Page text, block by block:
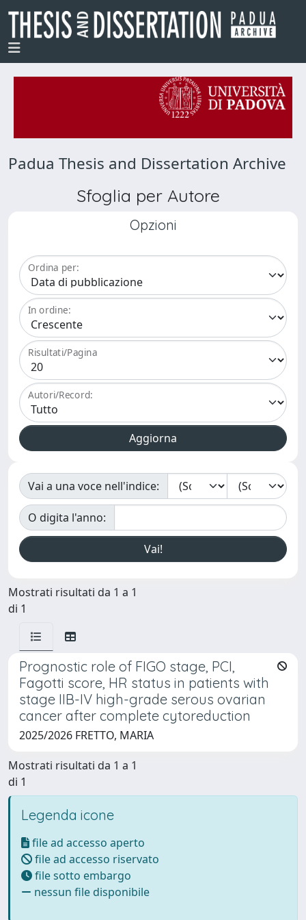
Padua Thesis and Dissertation Archive
Sfoglia per Autore
Opzioni
Ordina per:
In ordine:
Risultati/Pagina
Autori/Record:
Vai a una voce nell'indice:
O digita l'anno:
Mostrati risultati da 1 a 1
di 1
Prognostic role of FIGO stage, PCI,
Fagotti score, HR status in patients with
stage IIB-IV high-grade serous ovarian
cancer after complete cytoreduction
2025/2026 FRETTO, MARIA
Mostrati risultati da 1 a 1
di 1
Legenda icone
file ad accesso aperto
file ad accesso riservato
file sotto embargo
nessun file disponibile